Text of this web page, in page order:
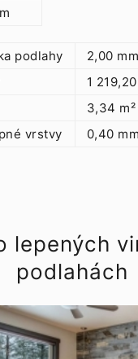
podlahy
2,00 mm
1
3,34 m²
vrstvy
0,40 mm
lepených
podlahách